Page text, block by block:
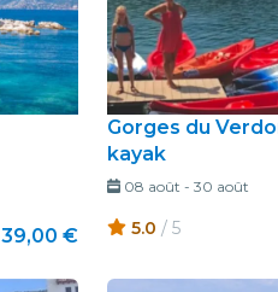
39,00 €
Gorges du
kayak
08 août - 30 août
5.0 / 5